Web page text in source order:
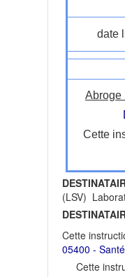
date
Abroge
Cette
(LSV)
Cette
05400 -
Cette